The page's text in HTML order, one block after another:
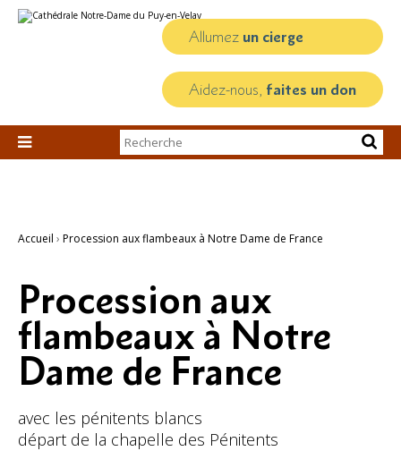
au
personnels
Allumez un cierge
Aidez-nous, faites un don

Chercher par
Recherche
Accueil › Procession aux flambeaux à Notre Dame de France
Procession aux
flambeaux à Notre
Dame de France
avec les pénitents blancs
départ de la chapelle des Pénitents